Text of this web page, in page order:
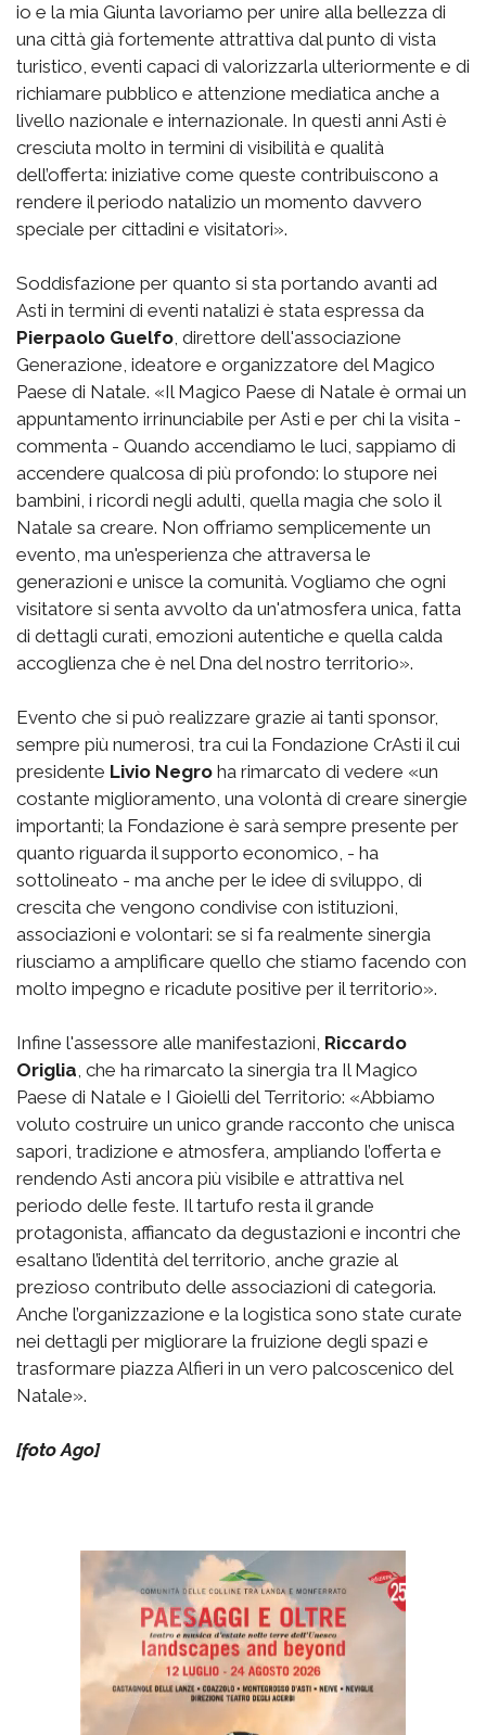
io e la mia Giunta lavoriamo per unire alla bellezza di
una città già fortemente attrattiva dal punto di vista
turistico, eventi capaci di valorizzarla ulteriormente e di
richiamare pubblico e attenzione mediatica anche a
livello nazionale e internazionale. In questi anni Asti è
cresciuta molto in termini di visibilità e qualità
dell’offerta: iniziative come queste contribuiscono a
rendere il periodo natalizio un momento davvero
speciale per cittadini e visitatori».
Soddisfazione per quanto si sta portando avanti ad
Asti in termini di eventi natalizi è stata espressa da
Pierpaolo Guelfo, direttore dell'associazione
Generazione, ideatore e organizzatore del Magico
Paese di Natale. «Il Magico Paese di Natale è ormai un
appuntamento irrinunciabile per Asti e per chi la visita -
commenta - Quando accendiamo le luci, sappiamo di
accendere qualcosa di più profondo: lo stupore nei
bambini, i ricordi negli adulti, quella magia che solo il
Natale sa creare. Non offriamo semplicemente un
evento, ma un'esperienza che attraversa le
generazioni e unisce la comunità. Vogliamo che ogni
visitatore si senta avvolto da un'atmosfera unica, fatta
di dettagli curati, emozioni autentiche e quella calda
accoglienza che è nel Dna del nostro territorio».
Evento che si può realizzare grazie ai tanti sponsor,
sempre più numerosi, tra cui la Fondazione CrAsti il cui
presidente Livio Negro ha rimarcato di vedere «un
costante miglioramento, una volontà di creare sinergie
importanti; la Fondazione è sarà sempre presente per
quanto riguarda il supporto economico, - ha
sottolineato - ma anche per le idee di sviluppo, di
crescita che vengono condivise con istituzioni,
associazioni e volontari: se si fa realmente sinergia
riusciamo a amplificare quello che stiamo facendo con
molto impegno e ricadute positive per il territorio».
Infine l'assessore alle manifestazioni, Riccardo
Origlia, che ha rimarcato la sinergia tra Il Magico
Paese di Natale e I Gioielli del Territorio: «Abbiamo
voluto costruire un unico grande racconto che unisca
sapori, tradizione e atmosfera, ampliando l’offerta e
rendendo Asti ancora più visibile e attrattiva nel
periodo delle feste. Il tartufo resta il grande
protagonista, affiancato da degustazioni e incontri che
esaltano l’identità del territorio, anche grazie al
prezioso contributo delle associazioni di categoria.
Anche l’organizzazione e la logistica sono state curate
nei dettagli per migliorare la fruizione degli spazi e
trasformare piazza Alfieri in un vero palcoscenico del
Natale».
[foto Ago]